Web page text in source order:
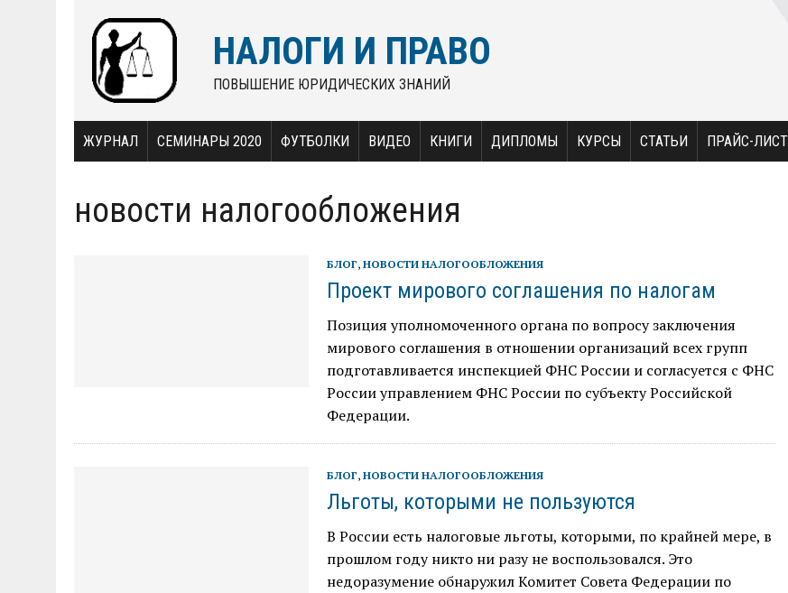
НАЛОГИ И ПРАВО
ПОВЫШЕНИЕ ЮРИДИЧЕСКИХ ЗНАНИЙ
ЖУРНАЛ СЕМИНАРЫ 2020 ФУТБОЛКИ ВИДЕО КНИГИ ДИПЛОМЫ КУРСЫ СТАТЬИ ПРАЙС-ЛИСТ
новости налогообложения
БЛОГ, НОВОСТИ НАЛОГООБЛОЖЕНИЯ
Проект мирового соглашения по налогам
Позиция уполномоченного органа по вопросу заключения
мирового соглашения в отношении организаций всех групп
подготавливается инспекцией ФНС России и согласуется с ФНС
России управлением ФНС России по субъекту Российской
Федерации.
БЛОГ, НОВОСТИ НАЛОГООБЛОЖЕНИЯ
Льготы, которыми не пользуются
В России есть налоговые льготы, которыми, по крайней мере, в
прошлом году никто ни разу не воспользовался. Это
недоразумение обнаружил Комитет Совета Федерации по